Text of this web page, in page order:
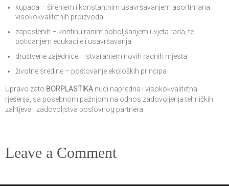
kupaca – širenjem i konstantnim usavršavanjem asortimana
visokokvalitetnih proizvoda
zaposlenih – kontinuiranim poboljšanjem uvjeta rada, te
poticanjem edukacije i usavršavanja
društvene zajednice – stvaranjem novih radnih mjesta
životne sredine – poštovanje ekoloških principa
Upravo zato BORPLASTIKA nudi napredna i visokokvalitetna
rješenja, sa posebnom pažnjom na odnos zadovoljenja tehničkih
zahtjeva i zadovoljstva poslovnog partnera.
Leave a Comment